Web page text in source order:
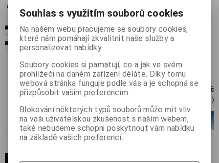
Remax KingKong Lightning
Datový Kabel Black 100cm pro
iPhone 5 / 5S / 6
Katalogové číslo: 2560000040256
159 Kč
131,50 Kč (Cena)
ks Přidat do košíku
USB Datový Kabel Magnetický
Souhlas s využitím souborů cookies
Na našem webu pracujeme se soubory cookies,
které nám pomáhají zkvalitnit naše služby a
personalizovat nabídky.
Soubory cookies si pamatují, co a jak ve svém
prohlížeči na daném zařízení děláte. Díky tomu
webová stránka funguje podle vás a je schopná se
přizpůsobit vašim preferencím.
Blokování některých typů souborů může mít vliv
na vaši uživatelskou zkušenost s naším webem,
také nebudeme schopni poskytnout vám nabídku
na základě vašich preferencí.